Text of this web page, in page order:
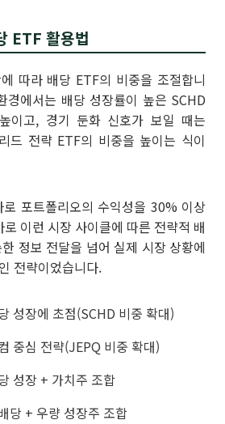
ETF 활용법
따라 배당 ETF의 비중을 조절합니
경에서는 배당 성장률이 높은 SCHD
이고, 경기 둔화 신호가 보일 때는
드 전략 ETF의 비중을 높이는 식이
포트폴리오의 수익성을 30% 이상
이런 시장 사이클에 따른 전략적 배
정보 전달을 넘어 실제 시장 상황에
전략이었습니다.
성장에 초점(SCHD 비중 확대)
중심 전략(JEPQ 비중 확대)
성장 + 가치주 조합
당 + 우량 성장주 조합